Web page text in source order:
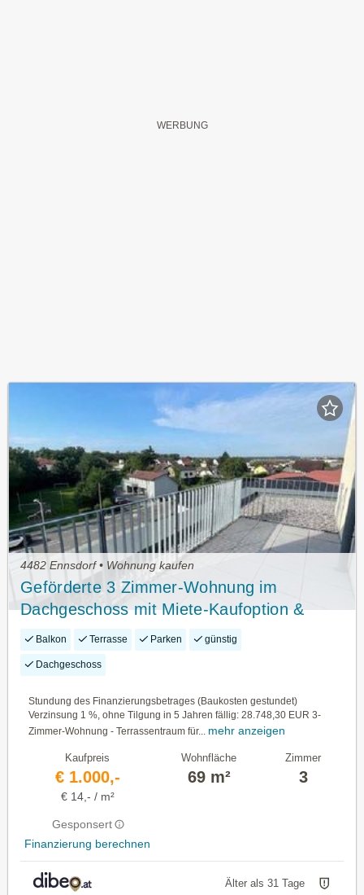
4482 Ennsdorf • Wohnung kaufen
Geförderte 3 Zimmer-Wohnung im
Dachgeschoss mit Miete-Kaufoption &
Stundungsvariante
Balkon Terrasse Parken günstig
Dachgeschoss
Stundung des Finanzierungsbetrages (Baukosten gestundet)
Verzinsung 1 %, ohne Tilgung in 5 Jahren fällig: 28.748,30 EUR 3-
Zimmer-Wohnung - Terrassentraum für... mehr anzeigen
Kaufpreis
€ 1.000,-
€ 14,- / m²
Gesponsert
Finanzierung berechnen
Wohnfläche
69 m²
Zimmer
3
Älter als 31 Tage